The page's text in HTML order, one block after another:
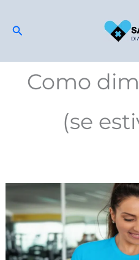
para
conteúdo
Pesquisar
Como
(se
de
SHBG:
o